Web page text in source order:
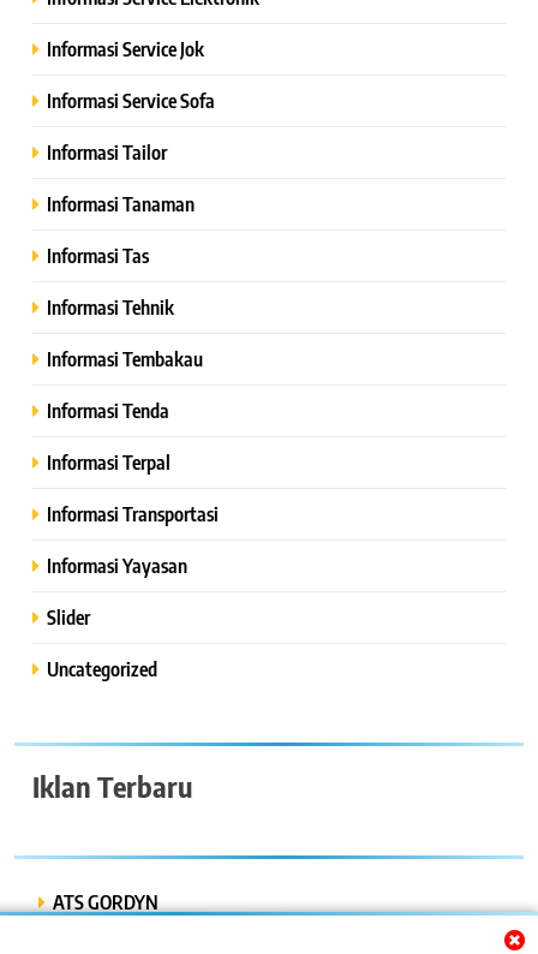
Informasi Service Jok
Informasi Service Sofa
Informasi Tailor
Informasi Tanaman
Informasi Tas
Informasi Tehnik
Informasi Tembakau
Informasi Tenda
Informasi Terpal
Informasi Transportasi
Informasi Yayasan
Slider
Uncategorized
Iklan Terbaru
ATS GORDYN